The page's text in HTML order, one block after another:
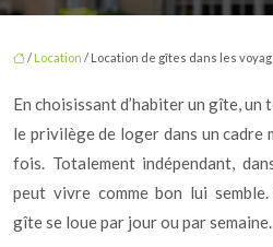
/ Location / Location de gîtes dans les
En choisissant d’habiter un gîte,
le privilège de loger dans un cadre
fois. Totalement indépendant,
peut vivre comme bon lui
gîte se loue par jour ou par semaine.